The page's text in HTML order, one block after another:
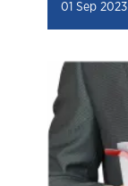
01 Sep 2023